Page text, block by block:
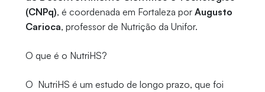
(CNPq), é coordenada em Fortaleza porAugusto
Carioca, professor de Nutrição da Unifor.
O que é o NutriHS?
O NutriHS é um estudo de longo prazo, que foi